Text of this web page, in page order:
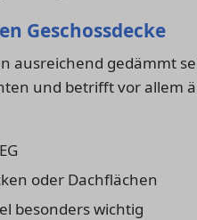
Geschossdecke
ausreichend gedämmt
und betrifft vor allem
oder Dachflächen
besonders wichtig